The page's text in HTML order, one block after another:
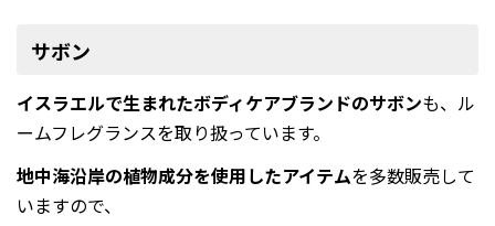
サボン
イスラエルで生まれたボディケアブランドのサボンも、ル
ームフレグランスを取り扱っています。
地中海沿岸の植物成分を使用したアイテムを多数販売して
いますので、